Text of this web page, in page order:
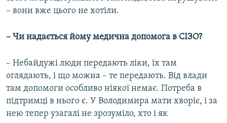
– вони вже цього не хотіли.
– Чи надається йому медична допомога в СІЗО?
– Небайдужі люди передають ліки, їх там
оглядають, і що можна – те передають. Від влади
там допомоги особливо ніякої немає. Потреба в
підтримці в нього є. У Володимира мати хворіє, і за
нею тепер узагалі не зрозуміло, хто і як